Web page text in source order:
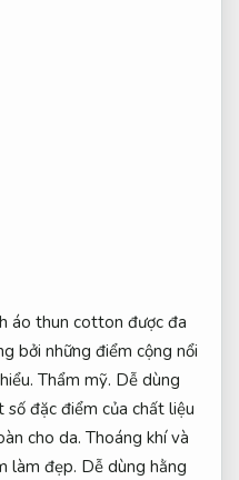
áo thun cotton được đa
bởi những điểm cộng nổi
Thẩm mỹ. Dễ dùng
đặc điểm của chất liệu
cho da. Thoáng khí và
làm đẹp. Dễ dùng hằng